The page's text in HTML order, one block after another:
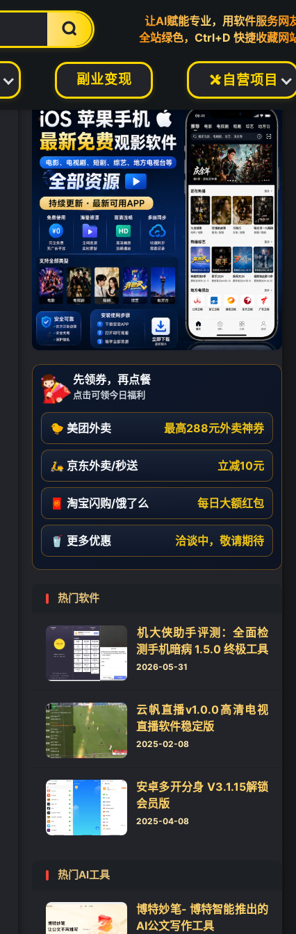

让AI赋能专业，用软件服务网
全站绿色，Ctrl+D 快捷收藏网
副业变现  自营项目
先领券，再点餐
点击可领今日福利
🐤 美团外卖 最高288元外卖神券
🛵 京东外卖/秒送 立减10元
🧧 淘宝闪购/饿了么 每日大额红包
🥤 更多优惠 洽谈中，敬请期待
热门软件
‌机大侠助手评测：全面检
测手机暗病 1.5.0 终极工具‌
2026-05-31
云帆直播v1.0.0高清电视
直播软件稳定版
2025-02-08
安卓多开分身 V3.1.15解锁
会员版
2025-04-08
热门AI工具
博特妙笔- 博特智能推出的
AI公文写作工具